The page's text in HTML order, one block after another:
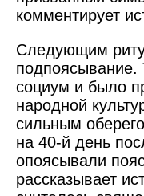
комментирует
Следующим
подпоясывание.
социум и было
народной
сильным
на 40-й день
опоясывали
рассказывает